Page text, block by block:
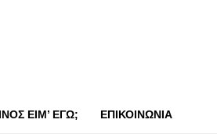
ΕΊΜ’ ΕΓΏ; ΕΠΙΚΟΙΝΩΝΊΑ